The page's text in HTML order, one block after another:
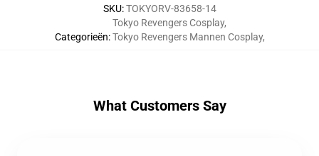
SKU:TOKYORV-83658-14
Categorieën:
Tokyo Revengers Cosplay,
Tokyo Revengers Mannen Cosplay,
What Customers Say